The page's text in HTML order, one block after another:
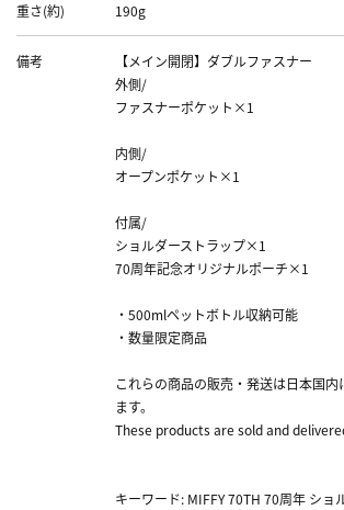
重さ(約) 190g
備考
【メイン開閉】ダブルファスナー
外側/
ファスナーポケット×1
内側/
オープンポケット×1
付属/
ショルダーストラップ×1
70周年記念オリジナルポーチ×1
・500mlペットボトル収納可能
・数量限定商品
これらの商品の販売・発送は日本国
ます。
These products are sold and
キーワード: MIFFY 70TH 70周年 ショ